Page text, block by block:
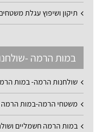
תיקון ושיפוץ עגלת
במות הרמה -
שולחנות הרמה- במות
משטחי הרמה-במות הרמה
במות הרמה חשמליים